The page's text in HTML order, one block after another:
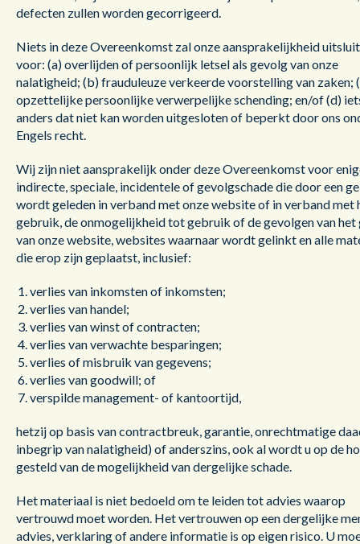
defecten zullen worden gecorrigeerd.
Niets in deze Overeenkomst zal onze aansprakelijkheid
voor: (a) overlijden of persoonlijk letsel als gevolg van onze
nalatigheid; (b) frauduleuze verkeerde voorstelling van zaken;
opzettelijke persoonlijke verwerpelijke schending; en/of (d)
anders dat niet kan worden uitgesloten of beperkt door ons
Engels recht.
Wij zijn niet aansprakelijk onder deze Overeenkomst voor
indirecte, speciale, incidentele of gevolgschade die door een
wordt geleden in verband met onze website of in verband met
gebruik, de onmogelijkheid tot gebruik of de gevolgen van
van onze website, websites waarnaar wordt gelinkt en alle
die erop zijn geplaatst, inclusief:
verlies van inkomsten of inkomsten;
verlies van handel;
verlies van winst of contracten;
verlies van verwachte besparingen;
verlies of misbruik van gegevens;
verlies van goodwill; of
verspilde management- of kantoortijd,
hetzij op basis van contractbreuk, garantie, onrechtmatige
inbegrip van nalatigheid) of anderszins, ook al wordt u op de
gesteld van de mogelijkheid van dergelijke schade.
Het materiaal is niet bedoeld om te leiden tot advies waarop
vertrouwd moet worden. Het vertrouwen op een dergelijke
advies, verklaring of andere informatie is op eigen risico. U